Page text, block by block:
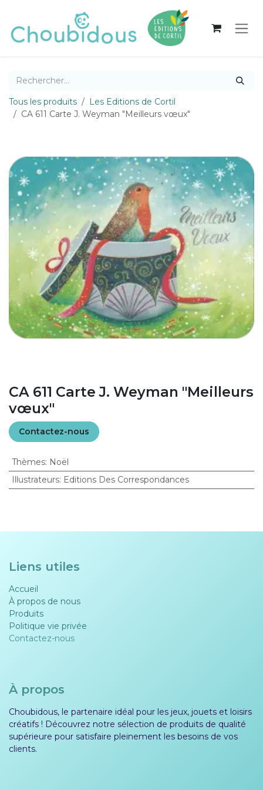
Tous les produits
Les Editions de Cortil
CA 611 Carte J. Weyman "Meilleurs vœux"
CA 611 Carte J. Weyman "Meilleurs
vœux"
Contactez-nous
Thèmes: Noël
Illustrateurs: Editions Des Correspondances
Liens utiles
Accueil
À propos de nous
Produits
Politique vie privée​​
Contactez-nous
À propos
Choubidous, le partenaire idéal pour les jeux, jouets et loisirs
créatifs ! Découvrez notre sélection de produits de qualité
supérieure pour satisfaire pleinement les besoins de vos
clients.